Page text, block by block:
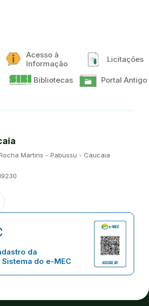
Acesso à
Informação
Licitações
Bibliotecas Portal Antigo
Martins - Pabussu - Caucaia
da
do e-MEC